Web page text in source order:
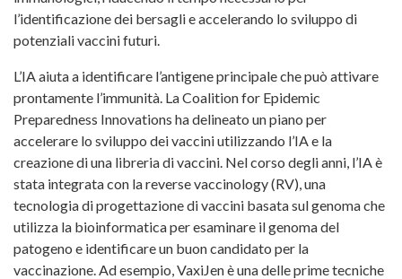
l’identificazione dei bersagli e accelerando lo sviluppo di
potenziali vaccini futuri.
L’IA aiuta a identificare l’antigene principale che può attivare
prontamente l’immunità. La Coalition for Epidemic
Preparedness Innovations ha delineato un piano per
accelerare lo sviluppo dei vaccini utilizzando l’IA e la
creazione di una libreria di vaccini. Nel corso degli anni, l’IA è
stata integrata con la reverse vaccinology (RV), una
tecnologia di progettazione di vaccini basata sul genoma che
utilizza la bioinformatica per esaminare il genoma del
patogeno e identificare un buon candidato per la
vaccinazione. Ad esempio, VaxiJen è una delle prime tecniche